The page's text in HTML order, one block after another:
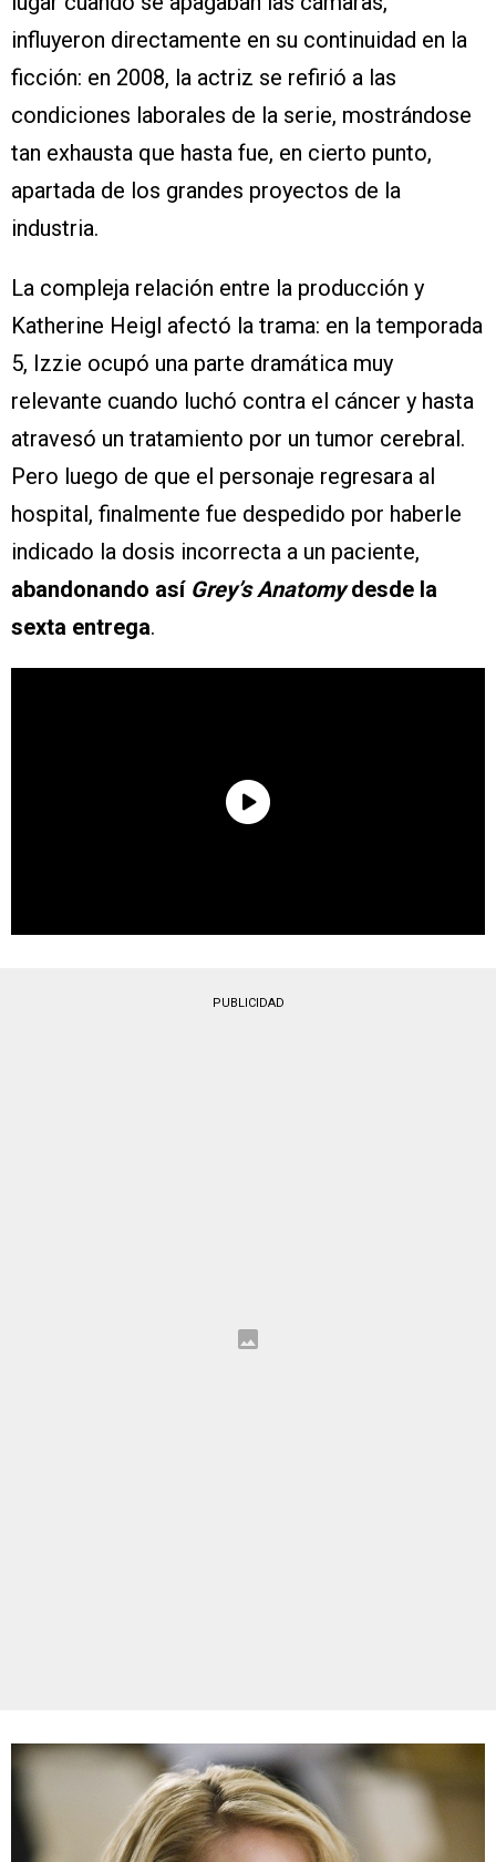
influyeron directamente en su continuidad en la
ficción: en 2008, la actriz se refirió a las
condiciones laborales de la serie, mostrándose
tan exhausta que hasta fue, en cierto punto,
apartada de los grandes proyectos de la
industria.
La compleja relación entre la producción y
Katherine Heigl afectó la trama: en la temporada
5, Izzie ocupó una parte dramática muy
relevante cuando luchó contra el cáncer y hasta
atravesó un tratamiento por un tumor cerebral.
Pero luego de que el personaje regresara al
hospital, finalmente fue despedido por haberle
indicado la dosis incorrecta a un paciente,
abandonando así Grey’s Anatomydesde la
sexta entrega.
PUBLICIDAD